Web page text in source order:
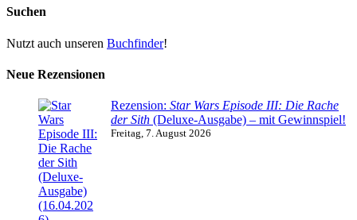
Suchen
Nutzt auch unseren Buchfinder!
Neue Rezensionen
Rezension: Star Wars Episode III: Die Rache
der Sith (Deluxe-Ausgabe) – mit Gewinnspiel!
Freitag, 7. August 2026